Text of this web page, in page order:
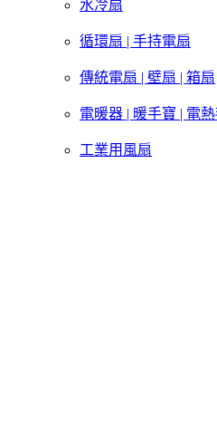
水冷扇
循環扇 | 手持電扇
傳統電扇 | 壁扇 | 箱扇
電暖器 | 暖手寶 | 電
工業用風扇